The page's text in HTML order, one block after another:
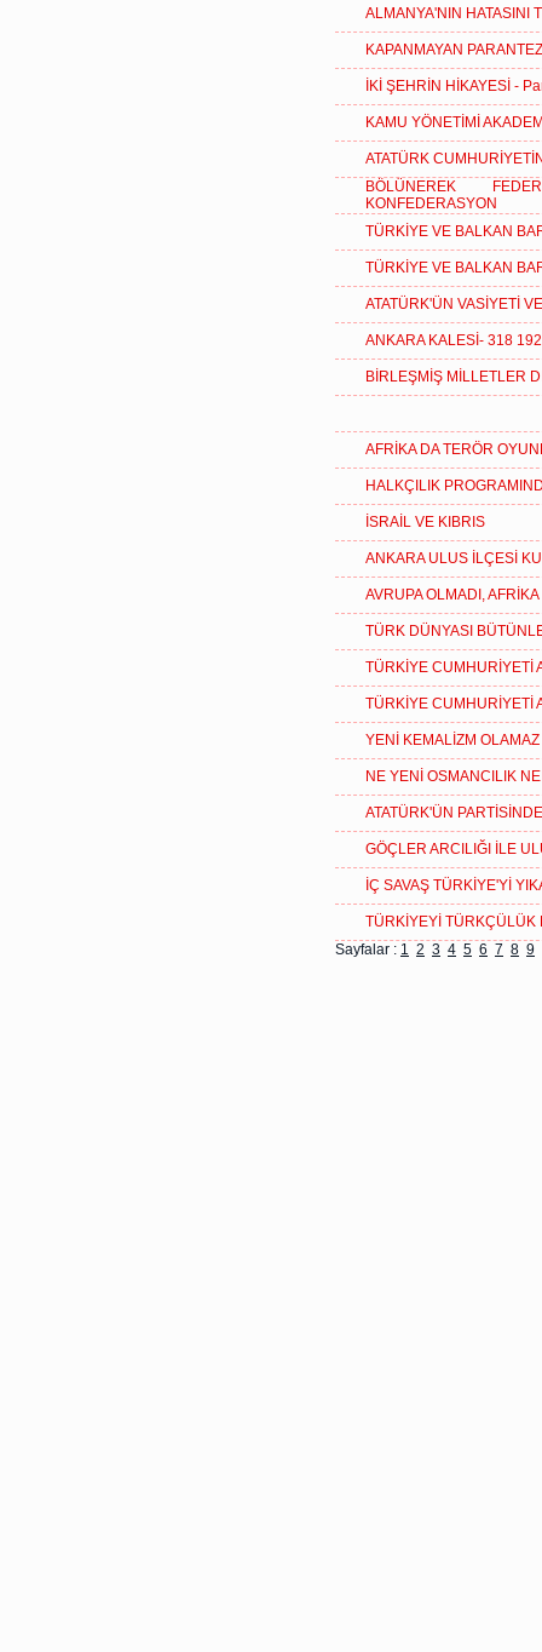
ALMANYA'NIN HATASINI
KAPANMAYAN
İKİ ŞEHRİN HİKAYESİ -
KAMU YÖNETİMİ
ATATÜRK
BÖLÜNEREK
KONFEDERASYON
TÜRKİYE VE BALKAN
TÜRKİYE VE BALKAN
ATATÜRK'ÜN VASİYETİ
ANKARA KALESİ- 318
BİRLEŞMİŞ MİLLETLER
AFRİKA DA TERÖR
HALKÇILIK
İSRAİL VE KIBRIS
ANKARA ULUS İLÇESİ
AVRUPA OLMADI,
TÜRK DÜNYASI
TÜRKİYE CUMHURİYETİ
TÜRKİYE CUMHURİYETİ
YENİ KEMALİZM
NE YENİ OSMANCILIK
ATATÜRK'ÜN
GÖÇLER ARCILIĞI İLE
İÇ SAVAŞ TÜRKİYE'Yİ
TÜRKİYEYİ TÜRKÇÜLÜK
Sayfalar : 1 2 3 4 5 6 7 8 9